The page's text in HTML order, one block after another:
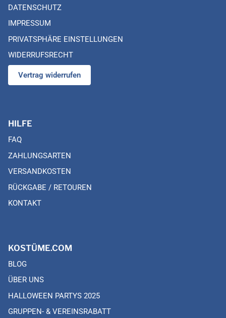
DATENSCHUTZ
IMPRESSUM
PRIVATSPHÄRE EINSTELLUNGEN
WIDERRUFSRECHT
Vertrag widerrufen
HILFE
FAQ
ZAHLUNGSARTEN
VERSANDKOSTEN
RÜCKGABE / RETOUREN
KONTAKT
KOSTÜME.COM
BLOG
ÜBER UNS
HALLOWEEN PARTYS 2025
GRUPPEN- & VEREINSRABATT